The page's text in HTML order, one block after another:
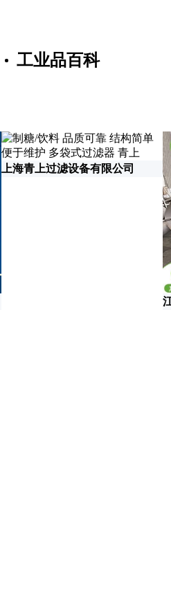
工业品百科
上海青上过滤设备有限公司